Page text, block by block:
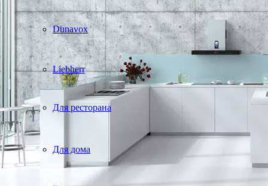
Dunavox
Liebherr
Для ресторана
Для дома